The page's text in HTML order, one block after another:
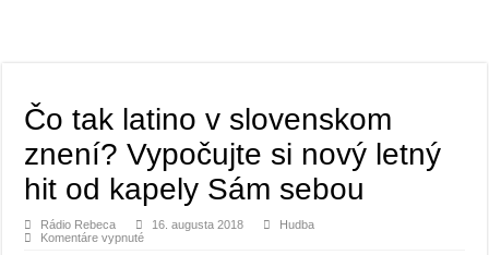
Čo tak latino v slovenskom
znení? Vypočujte si nový letný
hit od kapely Sám sebou
Rádio Rebeca 16. augusta 2018
Hudba
Komentáre vypnuténa